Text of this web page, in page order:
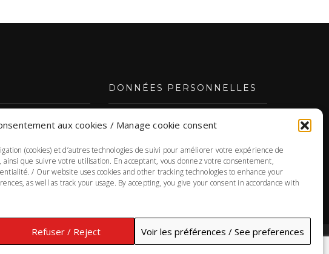
aux cookies / Manage cookie consent
(cookies) et d’autres technologies de suivi pour améliorer votre expérience de
que suivre votre utilisation. En acceptant, vous donnez votre consentement,
/ Our website uses cookies and other tracking technologies to enhance your
as well as track your usage. By accepting, you give your consent in accordance with
Refuser / Reject Voir les préférences / See preferences
DONNÉES PERSONNELLES
POLITIQUE DE CONFIDENTIALITÉ
renseignements personnels : Annie Morin
UP / HAUT